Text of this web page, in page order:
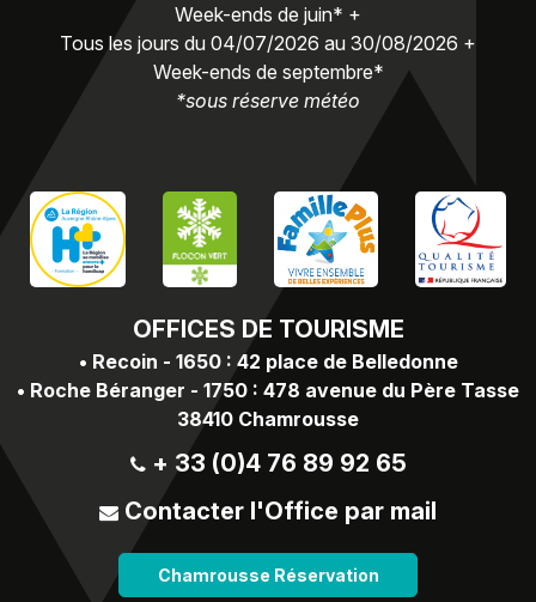
OFFICES DE TOURISME
• Recoin - 1650 : 42 place de Belledonne
• Roche Béranger - 1750 : 478 avenue du Père Tasse
38410 Chamrousse
+ 33 (0)4 76 89 92 65
Contacter l'Office par mail
Chamrousse Réservation
Week-ends de juin* +
Tous les jours du 04/07/2026 au 30/08/2026 +
Week-ends de septembre*
*sous réserve météo